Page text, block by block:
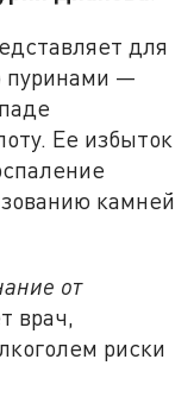
для
пуринами —
Ее избыток
камней
от
врач,
риски